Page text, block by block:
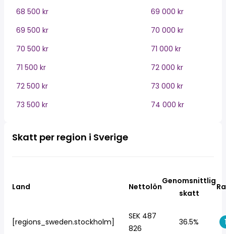
68 500 kr
69 000 kr
69 500 kr
70 000 kr
70 500 kr
71 000 kr
71 500 kr
72 000 kr
72 500 kr
73 000 kr
73 500 kr
74 000 kr
Skatt per region i Sverige
Land Nettolön
Genomsnittlig
skatt
[regions_sweden.stockholm]
SEK 487
826
36.5%